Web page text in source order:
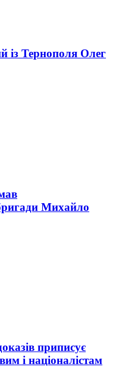
із Тернополя Олег
Михайло
приписує
і націоналістам